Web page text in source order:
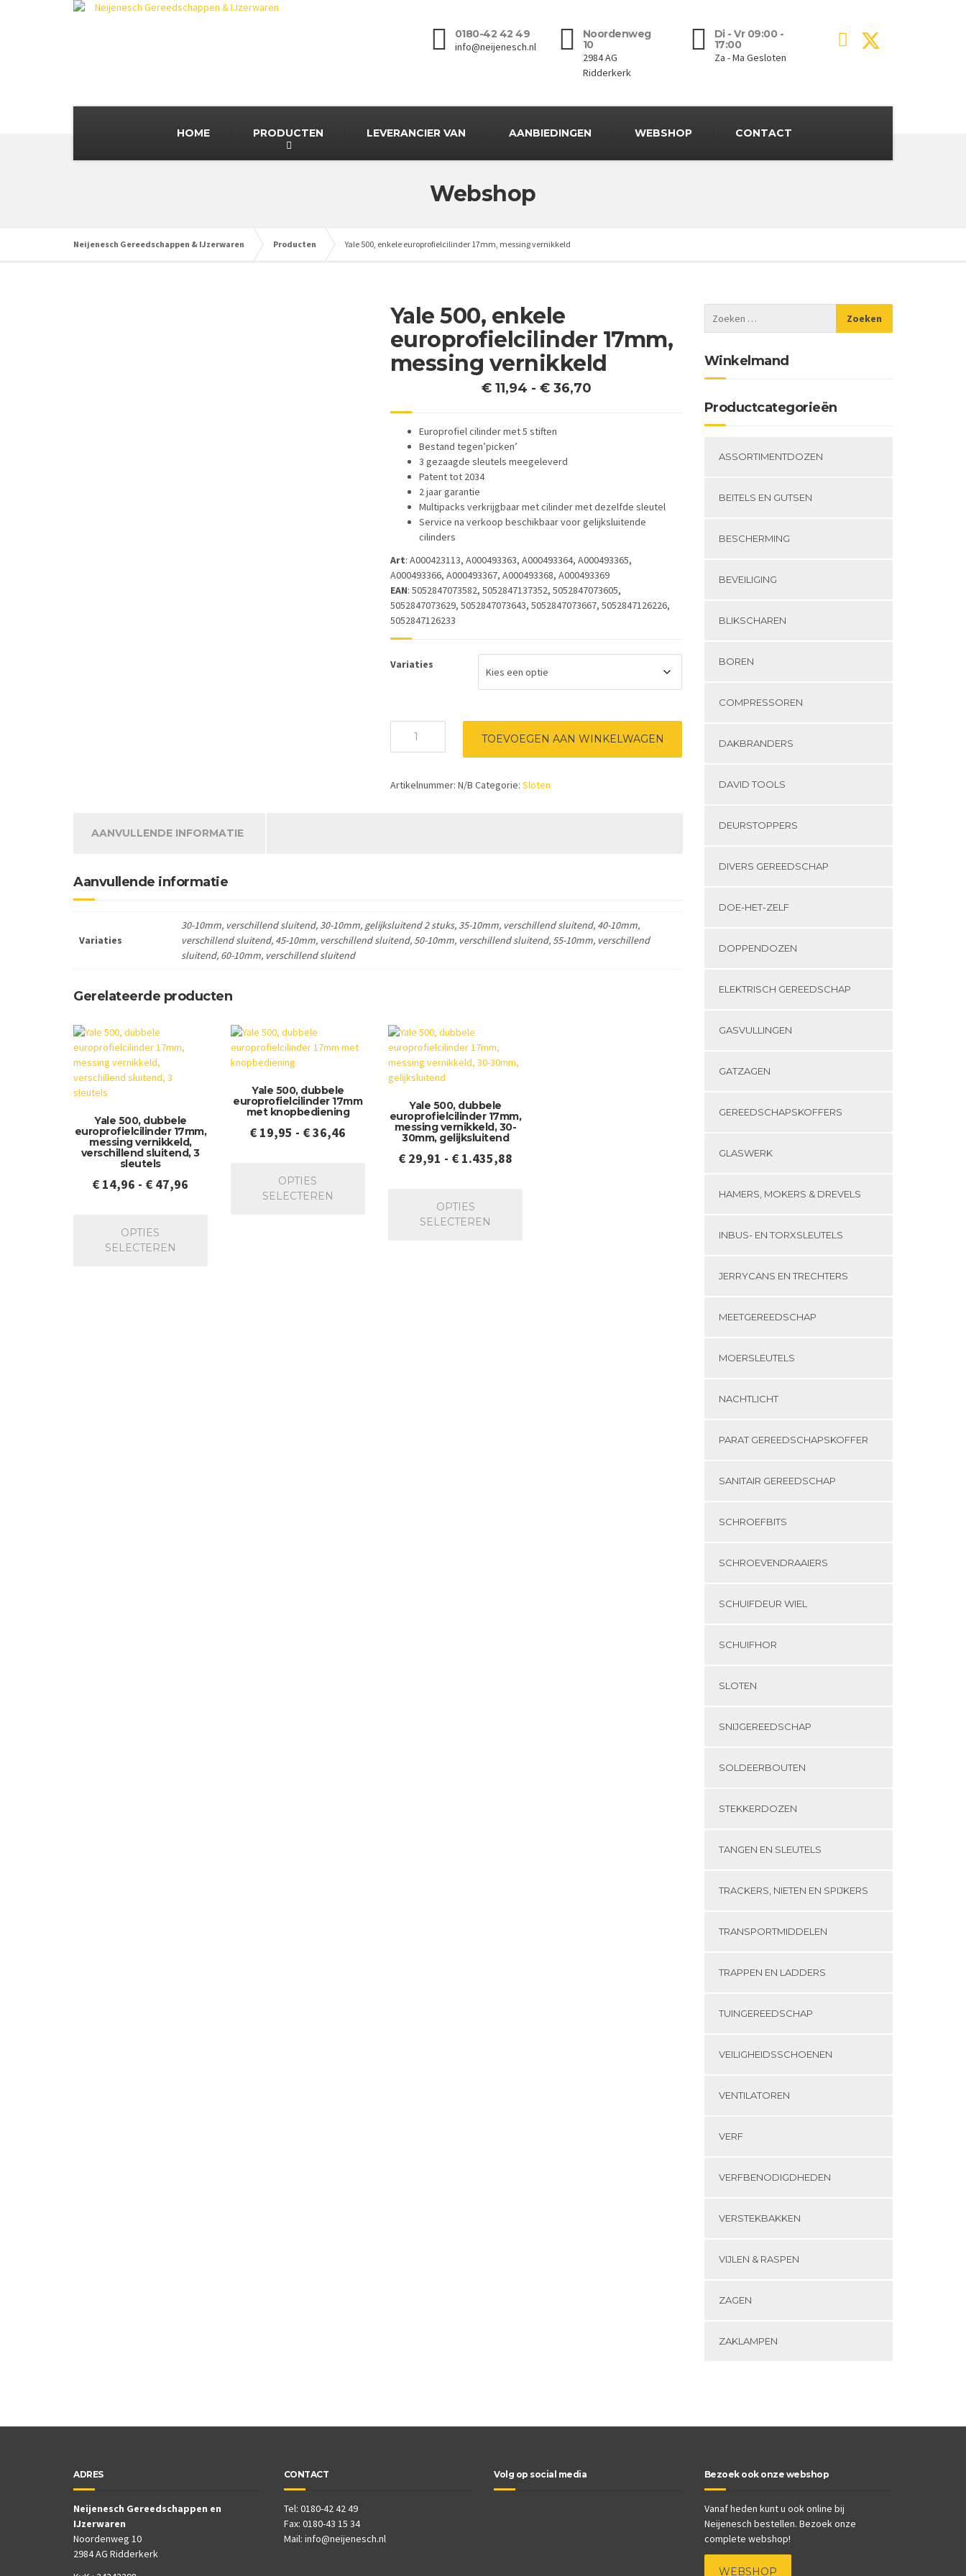
0180-42 42 49
info@neijenesch.nl
Noordenweg
10
2984 AG
Ridderkerk
Di - Vr 09:00 -
17:00
Za - Ma Gesloten
HOME PRODUCTEN LEVERANCIER VAN AANBIEDINGEN WEBSHOP CONTACT
Webshop
Neijenesch Gereedschappen & IJzerwaren Producten Yale 500, enkele europrofielcilinder 17mm, messing vernikkeld
Yale 500, enkele
europrofielcilinder 17mm,
messing vernikkeld
€11,94 - €36,70Prijsklasse:
Europrofiel cilinder met 5 stiften
Bestand tegen’picken’
3 gezaagde sleutels meegeleverd
Patent tot 2034
2 jaar garantie
Multipacks verkrijgbaar met cilinder met dezelfde sleutel
Service na verkoop beschikbaar voor gelijksluitende
cilinders
Art: A000423113, A000493363, A000493364, A000493365,
A000493366, A000493367, A000493368, A000493369
EAN: 5052847073582, 5052847137352, 5052847073605,
5052847073629, 5052847073643, 5052847073667, 5052847126226,
5052847126233
Variaties
17mm,
TOEVOEGEN AAN WINKELWAGEN
Artikelnummer: N/B Categorie: Sloten
AANVULLENDE INFORMATIE
Aanvullende informatie
Variaties
30-10mm, verschillend sluitend, 30-10mm, gelijksluitend 2 stuks, 35-10mm, verschillend sluitend, 40-10mm,
verschillend sluitend, 45-10mm, verschillend sluitend, 50-10mm, verschillend sluitend, 55-10mm, verschillend
sluitend, 60-10mm, verschillend sluitend
Gerelateerde producten
Yale 500, dubbele
europrofielcilinder 17mm,
messing vernikkeld,
verschillend sluitend, 3
sleutels
€ 14,96 - € 47,96
OPTIES
SELECTEREN
Yale 500, dubbele
europrofielcilinder 17mm
met knopbediening
€ 19,95 - €36,46 Prijsklasse:
OPTIES
SELECTEREN
Yale 500, dubbele
europrofielcilinder 17mm,
messing vernikkeld, 30-
30mm, gelijksluitend
€ 29,91 - € 1.435,88
OPTIES
SELECTEREN
Winkelmand
Productcategorieën
ASSORTIMENTDOZEN
BEITELS EN GUTSEN
BESCHERMING
BEVEILIGING
BLIKSCHAREN
BOREN
COMPRESSOREN
DAKBRANDERS
DAVID TOOLS
DEURSTOPPERS
DIVERS GEREEDSCHAP
DOE-HET-ZELF
DOPPENDOZEN
ELEKTRISCH GEREEDSCHAP
GASVULLINGEN
GATZAGEN
GEREEDSCHAPSKOFFERS
GLASWERK
HAMERS, MOKERS & DREVELS
INBUS- EN TORXSLEUTELS
JERRYCANS EN TRECHTERS
MEETGEREEDSCHAP
MOERSLEUTELS
NACHTLICHT
PARAT GEREEDSCHAPSKOFFER
SANITAIR GEREEDSCHAP
SCHROEFBITS
SCHROEVENDRAAIERS
SCHUIFDEUR WIEL
SCHUIFHOR
SLOTEN
SNIJGEREEDSCHAP
SOLDEERBOUTEN
STEKKERDOZEN
TANGEN EN SLEUTELS
TRACKERS, NIETEN EN SPIJKERS
TRANSPORTMIDDELEN
TRAPPEN EN LADDERS
TUINGEREEDSCHAP
VEILIGHEIDSSCHOENEN
VENTILATOREN
VERF
VERFBENODIGDHEDEN
VERSTEKBAKKEN
VIJLEN & RASPEN
ZAGEN
ZAKLAMPEN
ADRES
Neijenesch Gereedschappen en
IJzerwaren
Noordenweg 10
2984 AG Ridderkerk
CONTACT
Tel: 0180-42 42 49
Fax: 0180-43 15 34
Mail: info@neijenesch.nl
Volg op social media Bezoek ook onze webshop
Vanaf heden kunt u ook online bij
Neijenesch bestellen. Bezoek onze
complete webshop!
WEBSHOP